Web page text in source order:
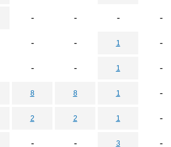
- - - -
- - 1 -
- - 1 -
8 8 1 -
2 2 1 -
- - 3 -